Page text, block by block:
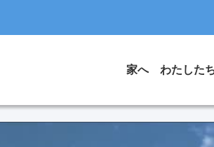
家へ